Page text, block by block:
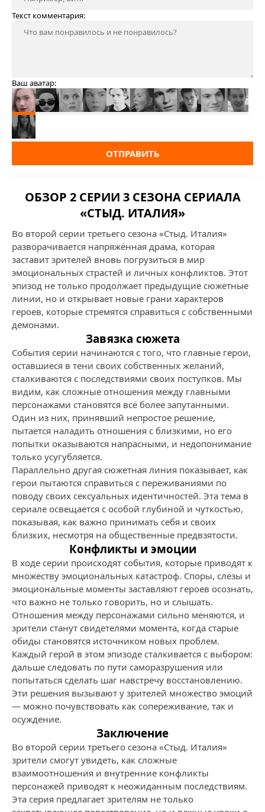
Текст комментария:
Ваш аватар:
ОТПРАВИТЬ
ОБЗОР 2 СЕРИИ 3 СЕЗОНА СЕРИАЛА
«СТЫД. ИТАЛИЯ»
Во второй серии третьего сезона «Стыд. Италия»
разворачивается напряжённая драма, которая
заставит зрителей вновь погрузиться в мир
эмоциональных страстей и личных конфликтов. Этот
эпизод не только продолжает предыдущие сюжетные
линии, но и открывает новые грани характеров
героев, которые стремятся справиться с собственными
демонами.
Завязка сюжета
События серии начинаются с того, что главные герои,
оставшиеся в тени своих собственных желаний,
сталкиваются с последствиями своих поступков. Мы
видим, как сложные отношения между главными
персонажами становятся всё более запутанными.
Один из них, принявший непростое решение,
пытается наладить отношения с близкими, но его
попытки оказываются напрасными, и недопонимание
только усугубляется.
Параллельно другая сюжетная линия показывает, как
герои пытаются справиться с переживаниями по
поводу своих сексуальных идентичностей. Эта тема в
сериале освещается с особой глубиной и чуткостью,
показывая, как важно принимать себя и своих
близких, несмотря на общественные предвзятости.
Конфликты и эмоции
В ходе серии происходят события, которые приводят к
множеству эмоциональных катастроф. Споры, слёзы и
эмоциональные моменты заставляют героев осознать,
что важно не только говорить, но и слышать.
Отношения между персонажами сильно меняются, и
зрители станут свидетелями момента, когда старые
обиды становятся источником новых проблем.
Каждый герой в этом эпизоде сталкивается с выбором:
дальше следовать по пути саморазрушения или
попытаться сделать шаг навстречу восстановлению.
Эти решения вызывают у зрителей множество эмоций
— можно почувствовать как сопереживание, так и
осуждение.
Заключение
Во второй серии третьего сезона «Стыд. Италия»
зрители смогут увидеть, как сложные
взаимоотношения и внутренние конфликты
персонажей приводят к неожиданным последствиям.
Эта серия предлагает зрителям не только